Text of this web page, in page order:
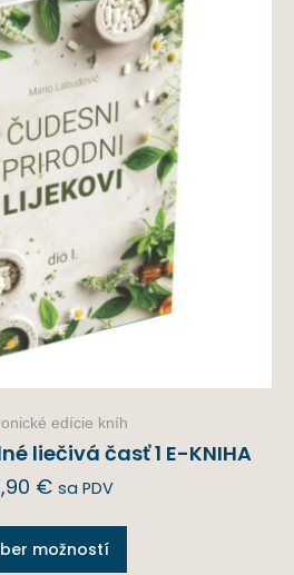
edície kníh
liečivá časť 1 E-KNIHA
€ sa PDV
možností